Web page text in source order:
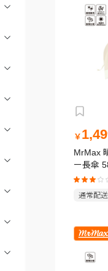
￥
MrMax
ー長傘
通常配